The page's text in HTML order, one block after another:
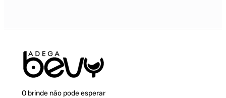
O brinde não pode esperar